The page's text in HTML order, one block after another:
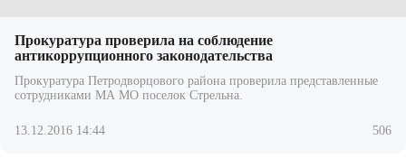
Прокуратура проверила на соблюдение
антикоррупционного законодательства
Прокуратура Петродворцового района проверила представленные
сотрудниками МА МО поселок Стрельна.
13.12.2016 14:44 506